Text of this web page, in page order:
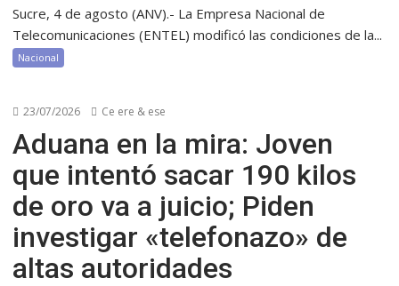
Sucre, 4 de agosto (ANV).- La Empresa Nacional de
Telecomunicaciones (ENTEL) modificó las condiciones de la...
Nacional
23/07/2026 Ce ere & ese
Aduana en la mira: Joven
que intentó sacar 190 kilos
de oro va a juicio; Piden
investigar «telefonazo» de
altas autoridades